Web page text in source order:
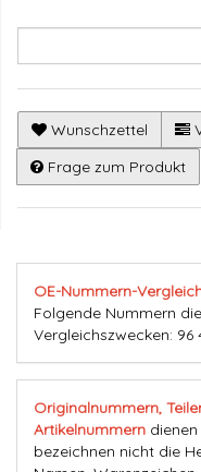
Wunschzettel
Frage zum Produkt
OE-Nummern-
Folgende Nummern
Vergleichszwecken: 96
Originalnummern,
Artikelnummern
bezeichnen nicht die